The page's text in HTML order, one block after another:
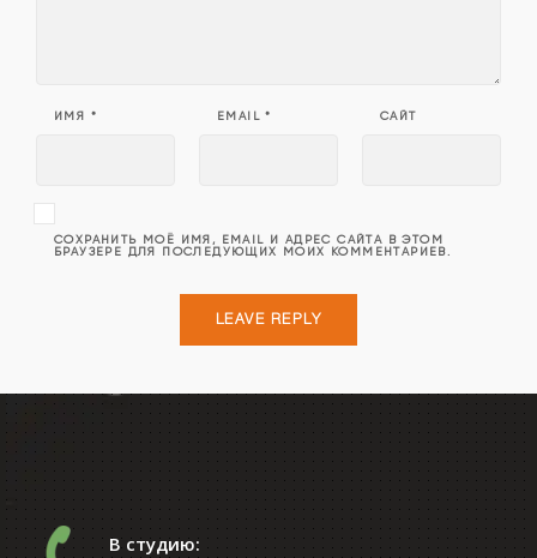
ИМЯ * EMAIL* САЙТ
СОХРАНИТЬ МОЁ ИМЯ, EMAIL И АДРЕС САЙТА В ЭТОМ
БРАУЗЕРЕ ДЛЯ ПОСЛЕДУЮЩИХ МОИХ КОММЕНТАРИЕВ.
В студию: